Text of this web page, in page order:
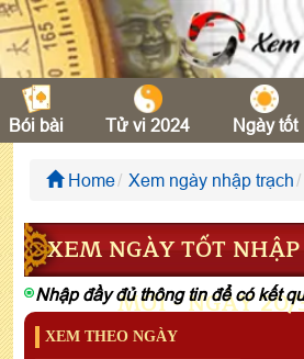
Bói bài Tử vi 2024 Ngày tốt
Home Xem ngày nhập trạch
XEM NGÀY TỐT
MỚI - NGÀY
Nhập đầy đủ thông tin để có kết
XEM THEO NGÀY